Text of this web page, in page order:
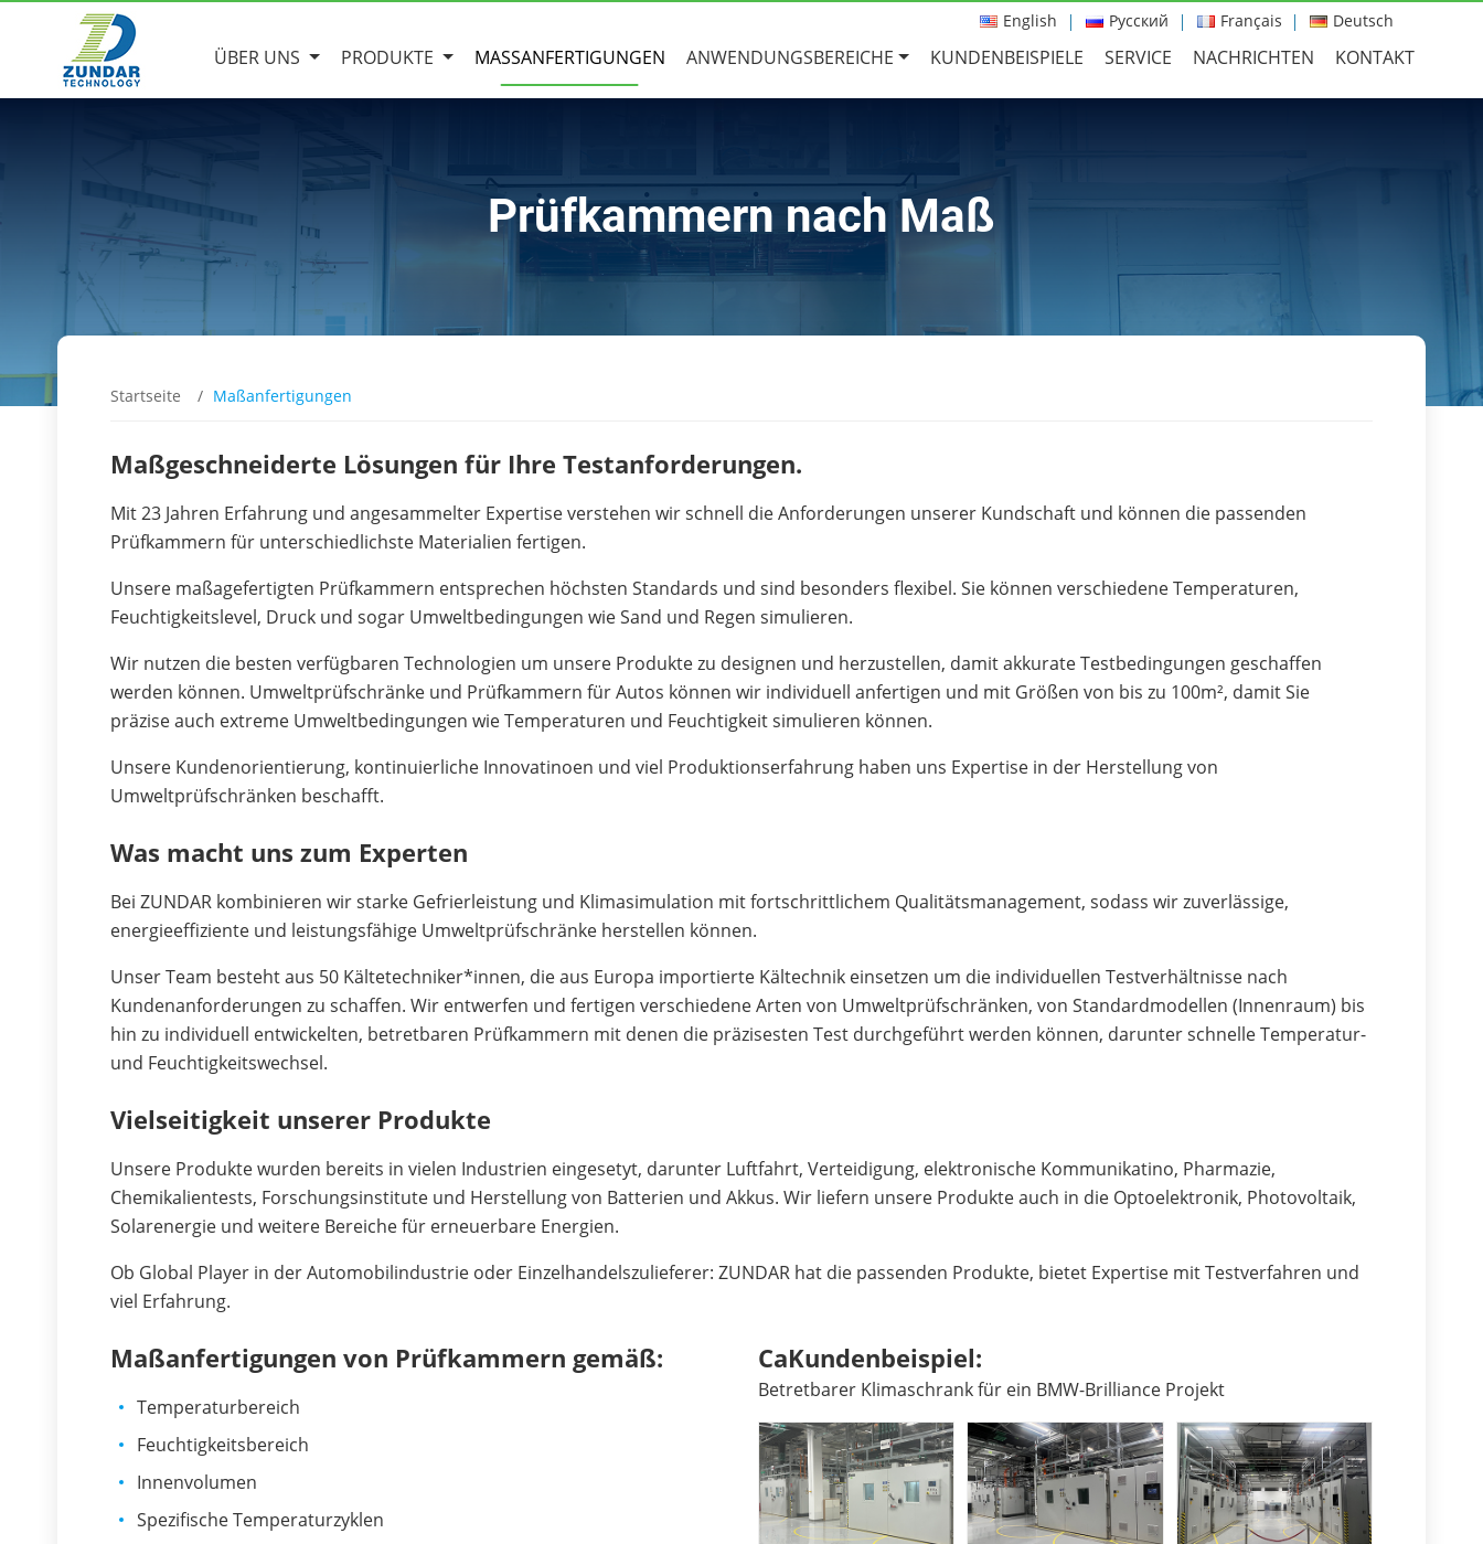
English Русский Français Deutsch
ÜBER UNS PRODUKTE MASSANFERTIGUNGEN ANWENDUNGSBEREICHE KUNDENBEISPIELE SERVICE NACHRICHTEN KONTAKT
Prüfkammern nach Maß
Startseite Maßanfertigungen
Maßgeschneiderte Lösungen für Ihre Testanforderungen.
Mit 23 Jahren Erfahrung und angesammelter Expertise verstehen wir schnell die Anforderungen unserer Kundschaft und können die passenden
Prüfkammern für unterschiedlichste Materialien fertigen.
Unsere maßagefertigten Prüfkammern entsprechen höchsten Standards und sind besonders flexibel. Sie können verschiedene Temperaturen,
Feuchtigkeitslevel, Druck und sogar Umweltbedingungen wie Sand und Regen simulieren.
Wir nutzen die besten verfügbaren Technologien um unsere Produkte zu designen und herzustellen, damit akkurate Testbedingungen geschaffen
werden können. Umweltprüfschränke und Prüfkammern für Autos können wir individuell anfertigen und mit Größen von bis zu 100m², damit Sie
präzise auch extreme Umweltbedingungen wie Temperaturen und Feuchtigkeit simulieren können.
Unsere Kundenorientierung, kontinuierliche Innovatinoen und viel Produktionserfahrung haben uns Expertise in der Herstellung von
Umweltprüfschränken beschafft.
Was macht uns zum Experten
Bei ZUNDAR kombinieren wir starke Gefrierleistung und Klimasimulation mit fortschrittlichem Qualitätsmanagement, sodass wir zuverlässige,
energieeffiziente und leistungsfähige Umweltprüfschränke herstellen können.
Unser Team besteht aus 50 Kältetechniker*innen, die aus Europa importierte Kältechnik einsetzen um die individuellen Testverhältnisse nach
Kundenanforderungen zu schaffen. Wir entwerfen und fertigen verschiedene Arten von Umweltprüfschränken, von Standardmodellen (Innenraum) bis
hin zu individuell entwickelten, betretbaren Prüfkammern mit denen die präzisesten Test durchgeführt werden können, darunter schnelle Temperatur-
und Feuchtigkeitswechsel.
Vielseitigkeit unserer Produkte
Unsere Produkte wurden bereits in vielen Industrien eingesetyt, darunter Luftfahrt, Verteidigung, elektronische Kommunikatino, Pharmazie,
Chemikalientests, Forschungsinstitute und Herstellung von Batterien und Akkus. Wir liefern unsere Produkte auch in die Optoelektronik, Photovoltaik,
Solarenergie und weitere Bereiche für erneuerbare Energien.
Ob Global Player in der Automobilindustrie oder Einzelhandelszulieferer: ZUNDAR hat die passenden Produkte, bietet Expertise mit Testverfahren und
viel Erfahrung.
Maßanfertigungen von Prüfkammern gemäß:
Temperaturbereich
Feuchtigkeitsbereich
Innenvolumen
Spezifische Temperaturzyklen
CaKundenbeispiel:
Betretbarer Klimaschrank für ein BMW-Brilliance Projekt